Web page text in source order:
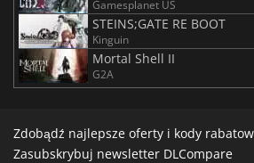
Gamesplanet US
STEINS;GATE RE BOOT
Kinguin
Mortal Shell II
G2A
Zdobądź najlepsze oferty i kody
Zasubskrybuj newsletter DLCompare